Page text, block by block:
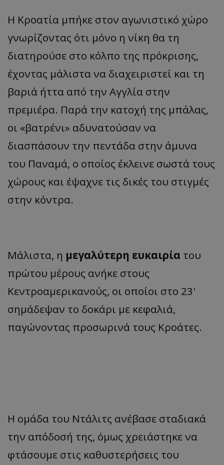
Η Κροατία μπήκε στον αγωνιστικό χώρο
γνωρίζοντας ότι μόνο η νίκη θα τη
διατηρούσε στο κόλπο της πρόκρισης,
έχοντας μάλιστα να διαχειριστεί και τη
βαριά ήττα από την Αγγλία στην
πρεμιέρα. Παρά την κατοχή της μπάλας,
οι «βατρένι» αδυνατούσαν να
διασπάσουν την πεντάδα στην άμυνα
του Παναμά, ο οποίος έκλεινε σωστά τους
χώρους και έψαχνε τις δικές του στιγμές
στην κόντρα.
Μάλιστα, η μεγαλύτερη ευκαιρία του
πρώτου μέρους ανήκε στους
Κεντροαμερικανούς, οι οποίοι στο 23'
σημάδεψαν το δοκάρι με κεφαλιά,
παγώνοντας προσωρινά τους Κροάτες.
Η ομάδα του Ντάλιτς ανέβασε σταδιακά
την απόδοσή της, όμως χρειάστηκε να
φτάσουμε στις καθυστερήσεις του